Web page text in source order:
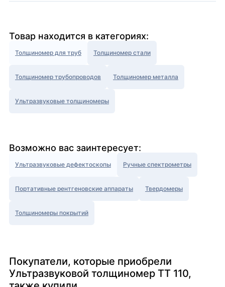
Товар находится в категориях:
Толщиномер для труб Толщиномер стали
Толщиномер трубопроводов Толщиномер металла
Ультразвуковые толщиномеры
Возможно вас заинтересует:
Ультразвуковые дефектоскопы Ручные спектрометры
Портативные рентгеновские аппараты Твердомеры
Толщиномеры покрытий
Покупатели, которые приобрели
Ультразвуковой толщиномер TT 110,